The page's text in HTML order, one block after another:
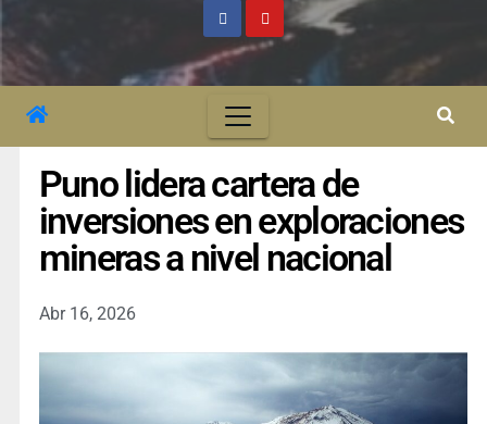
Puno lidera cartera de
inversiones en exploraciones
mineras a nivel nacional
Abr 16, 2026